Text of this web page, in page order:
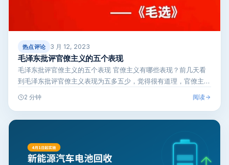
热点评论 3 月 12, 2023
毛泽东批评官僚主义的五个表现
毛泽东批评官僚主义的五个表现 官僚主义有哪些表现？前几天看
到毛泽东批评官僚主义表现为五多五少，觉得很有道理，官僚主义
2 分钟 阅读